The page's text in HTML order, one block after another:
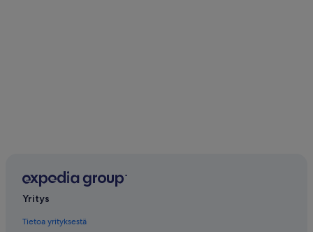
Yritys
Tietoa yrityksestä